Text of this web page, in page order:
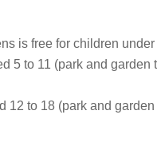
is free for children under
5 to 11 (park and
12 to 18 (park and